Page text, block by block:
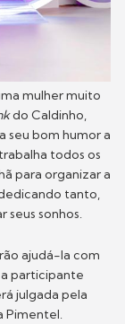
mulher muito
do Caldinho,
seu bom humor a
todos os
para organizar a
tanto,
seus sonhos.
ajudá-la com
a participante
julgada pela
Pimentel.